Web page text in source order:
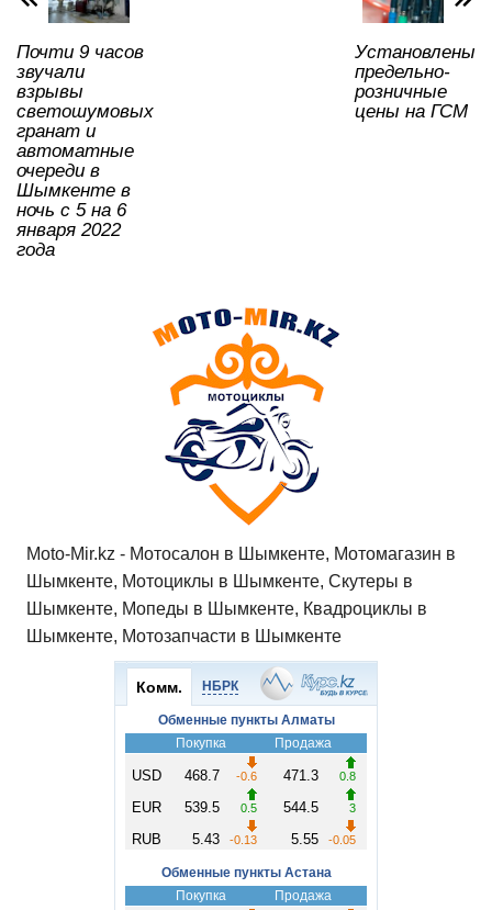
k
Почти 9 часов
звучали
взрывы
светошумовых
гранат и
автоматные
очереди в
Шымкенте в
ночь с 5 на 6
января 2022
года
Установлены
предельно-
розничные
цены на ГСМ
Moto-Mir.kz - Мотосалон в Шымкенте, Мотомагазин в
Шымкенте, Мотоциклы в Шымкенте, Скутеры в
Шымкенте, Мопеды в Шымкенте, Квадроциклы в
Шымкенте, Мотозапчасти в Шымкенте